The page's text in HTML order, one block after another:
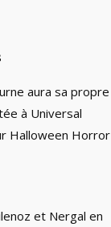
aura sa propre
à Universal
Halloween Horror
et Nergal en